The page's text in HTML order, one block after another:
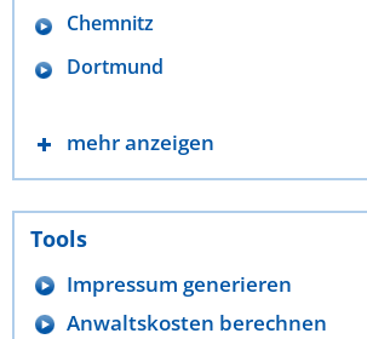
Chemnitz
Dortmund
mehr anzeigen
Tools
Impressum generieren
Anwaltskosten berechnen